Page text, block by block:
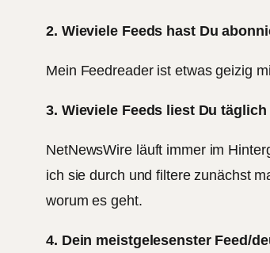
2. Wieviele Feeds hast Du
Mein Feedreader ist etwas geizig
3. Wieviele Feeds liest Du
NetNewsWire läuft immer im
ich sie durch und filtere zunächst
worum es geht.
4. Dein meistgelesenster Feed/